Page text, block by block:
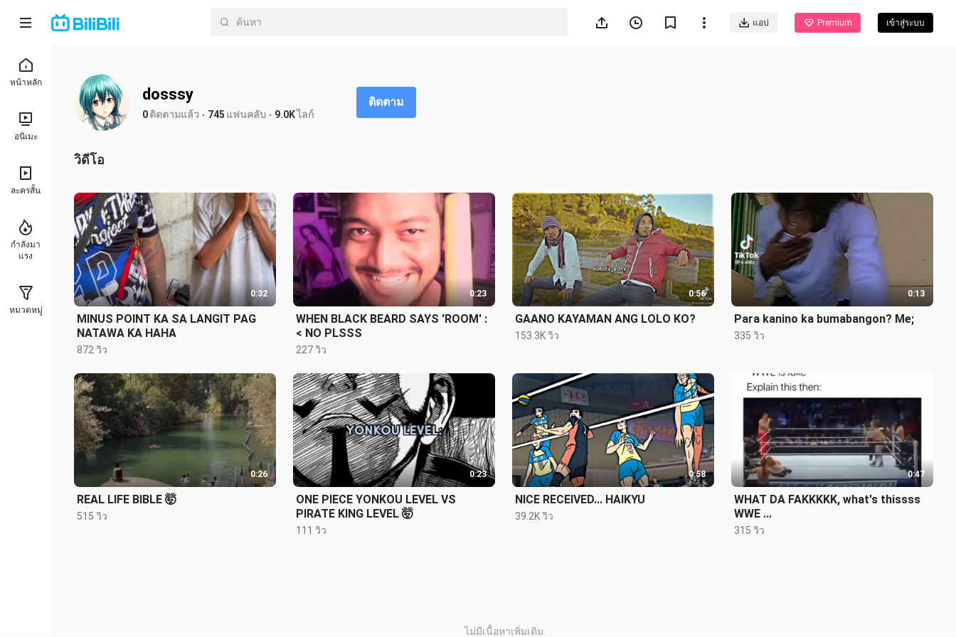
แอป Premium เข้าสู่ระบบ
หน้าหลัก
อนิเมะ
ละครสั้น
กำลังมา
แรง
หมวดหมู่
dosssy
0ติดตามแล้ว 745 แฟนคลับ 9.0Kไลก์
ติดตาม
วิดีโอ
0:32
MINUS POINT KA SA LANGIT PAG
NATAWA KA HAHA
872 วิว
0:23
WHEN BLACK BEARD SAYS 'ROOM' :
< NO PLSSS
227 วิว
0:56
GAANO KAYAMAN ANG LOLO KO?
153.3K วิว
0:13
Para kanino ka bumabangon? Me;
335 วิว
0:26
REAL LIFE BIBLE 🤯
515 วิว
0:23
ONE PIECE YONKOU LEVEL VS
PIRATE KING LEVEL 🤯
111 วิว
0:58
NICE RECEIVED... HAIKYU
39.2K วิว
0:47
WHAT DA FAKKKKK, what's thissss
WWE ...
315 วิว
ไม่มีเนื้อหาเพิ่มเติม